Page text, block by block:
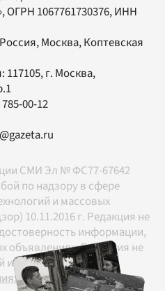
, ОГРН 1067761730376, ИНН
Москва, Коптевская
117105, г. Москва,
00-12
СМИ Эл № ФС77-67642
по надзору в сфере
и массовых
10.11.2016 г. Редакция не
информации,
объявлениях. Редакция не
информации.